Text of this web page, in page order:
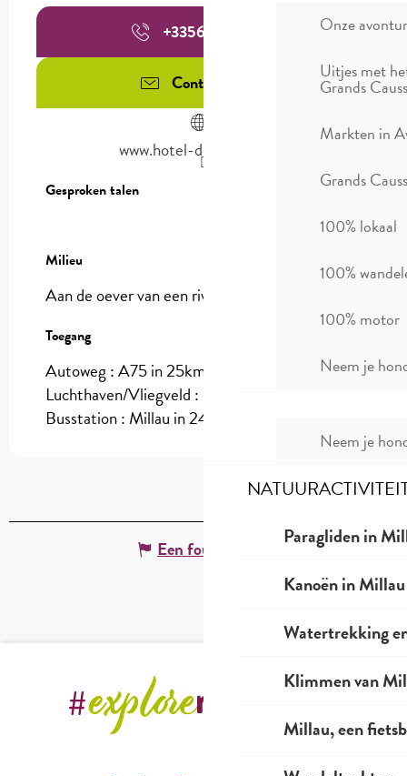
Onze
Uitjes met
Grands
Markten in
Grands
100% lokaal
100%
100% motor
Neem je
Neem je
Paragliden in
Kanoën in
Watertrekking
Klimmen van
Millau, een
+335656260
Contacteer ons
www.hotel-doussiere.com
Gesproken talen
Gesproken talen
Milieu
Milieu
Aan de oever van een rivier :
Toegang
Toegang
Autoweg : A75 in 25km
Luchthaven/Vliegveld : Rodez in 80km
Busstation : Millau in 24km
Een fout melden